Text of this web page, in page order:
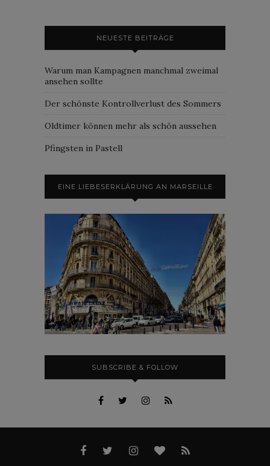
NEUESTE BEITRÄGE
Warum man Kampagnen manchmal zweimal
ansehen sollte
Der schönste Kontrollverlust des Sommers
Oldtimer können mehr als schön aussehen
Pfingsten in Pastell
EINE LIEBESERKLÄRUNG AN MARSEILLE
SUBSCRIBE & FOLLOW